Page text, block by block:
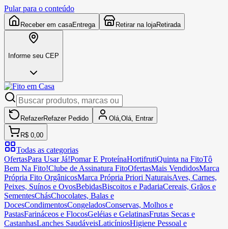
Pular para o conteúdo
Receber em casaEntrega Retirar na lojaRetirada
Informe seu CEP
RefazerRefazer Pedido Olá, Olá, Entrar
R$ 0,00
Todas as categorias
OfertasPara Usar Já!Pomar E ProteínaHortifrutiQuinta na FitoTô
Bem Na Fito!Clube de Assinatura FitoOfertasMais VendidosMarca
Própria Fito OrgânicosMarca Própria Priori NaturaisAves, Carnes,
Peixes, Suínos e OvosBebidasBiscoitos e PadariaCereais, Grãos e
SementesChásChocolates, Balas e
DocesCondimentosCongeladosConservas, Molhos e
PastasFarináceos e FlocosGeléias e GelatinasFrutas Secas e
CastanhasLanches SaudáveisLaticíniosHigiene Pessoal e